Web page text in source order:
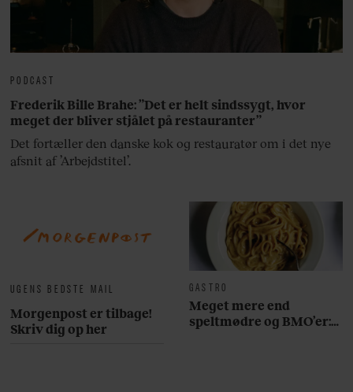
UGENS BEDSTE MAIL
Morgenpost er tilbage!
Skriv dig op her
GASTRO
Meget mere end
speltmødre og BMO’er:
PODCAST
Frederik Bille Brahe: ”Det er helt sindssygt, hvor
meget der bliver stjålet på restauranter”
Det fortæller den danske kok og restauratør om i det nye
afsnit af ’Arbejdstitel’.